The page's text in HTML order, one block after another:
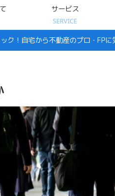
サービス
SERVICE
ク！自宅から不動産のプロ・FP